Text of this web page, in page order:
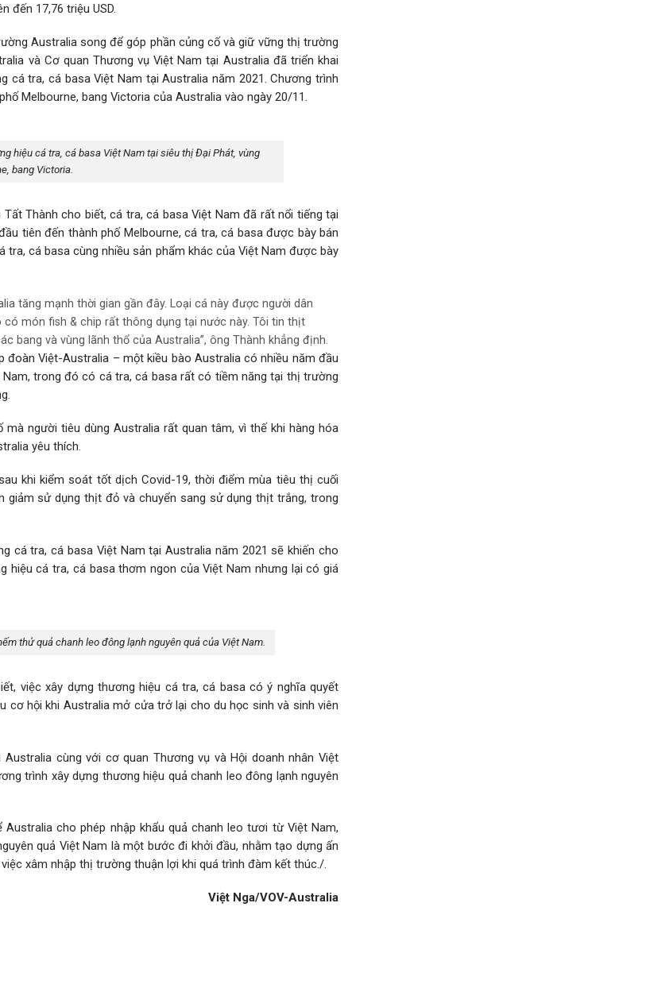
đến 17,76 triệu USD.
Australia song để góp phần củng cố và giữ vững thị trường
và Cơ quan Thương vụ Việt Nam tại Australia đã triển khai
tra, cá basa Việt Nam tại Australia năm 2021. Chương trình
Melbourne, bang Victoria của Australia vào ngày 20/11.
hiệu cá tra, cá basa Việt Nam tại siêu thị Đại Phát, vùng
bang Victoria.
Thành cho biết, cá tra, cá basa Việt Nam đã rất nổi tiếng tại
tiên đến thành phố Melbourne, cá tra, cá basa được bày bán
tra, cá basa cùng nhiều sản phẩm khác của Việt Nam được bày
tăng mạnh thời gian gần đây. Loại cá này được người dân
món fish & chip rất thông dụng tại nước này. Tôi tin thịt
bang và vùng lãnh thổ của Australia”, ông Thành khẳng định.
đoàn Việt-Australia – một kiều bào Australia có nhiều năm đầu
trong đó có cá tra, cá basa rất có tiềm năng tại thị trường
người tiêu dùng Australia rất quan tâm, vì thế khi hàng hóa
yêu thích.
khi kiểm soát tốt dịch Covid-19, thời điểm mùa tiêu thị cuối
giảm sử dụng thịt đỏ và chuyển sang sử dụng thịt trắng, trong
cá tra, cá basa Việt Nam tại Australia năm 2021 sẽ khiến cho
cá tra, cá basa thơm ngon của Việt Nam nhưng lại có giá
thử quả chanh leo đông lạnh nguyên quả của Việt Nam.
việc xây dựng thương hiệu cá tra, cá basa có ý nghĩa quyết
hội khi Australia mở cửa trở lại cho du học sinh và sinh viên
cùng với cơ quan Thương vụ và Hội doanh nhân Việt
trình xây dựng thương hiệu quả chanh leo đông lạnh nguyên
cho phép nhập khẩu quả chanh leo tươi từ Việt Nam,
quả Việt Nam là một bước đi khởi đầu, nhằm tạo dựng ấn
xâm nhập thị trường thuận lợi khi quá trình đàm kết thúc./.
Việt Nga/VOV-Australia